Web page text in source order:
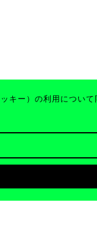
キー）の利用について